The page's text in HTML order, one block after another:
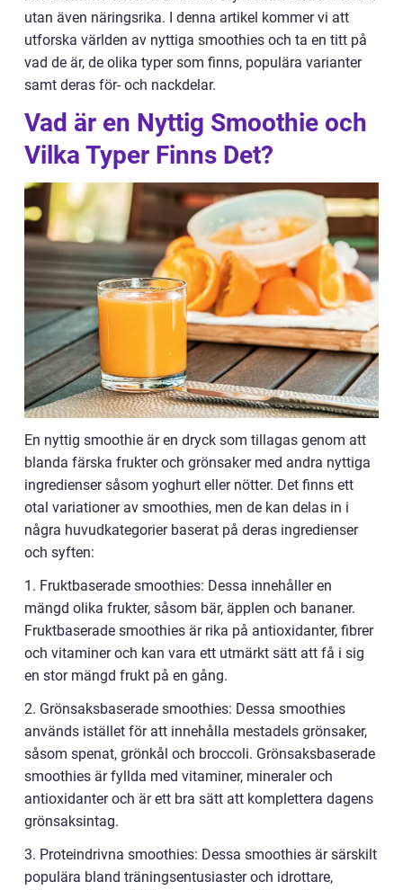
utan även näringsrika. I denna artikel kommer vi att
utforska världen av nyttiga smoothies och ta en titt på
vad de är, de olika typer som finns, populära varianter
samt deras för- och nackdelar.
Vad är en Nyttig Smoothie och
Vilka Typer Finns Det?
En nyttig smoothie är en dryck som tillagas genom att
blanda färska frukter och grönsaker med andra nyttiga
ingredienser såsom yoghurt eller nötter. Det finns ett
otal variationer av smoothies, men de kan delas in i
några huvudkategorier baserat på deras ingredienser
och syften:
1. Fruktbaserade smoothies: Dessa innehåller en
mängd olika frukter, såsom bär, äpplen och bananer.
Fruktbaserade smoothies är rika på antioxidanter, fibrer
och vitaminer och kan vara ett utmärkt sätt att få i sig
en stor mängd frukt på en gång.
2. Grönsaksbaserade smoothies: Dessa smoothies
används istället för att innehålla mestadels grönsaker,
såsom spenat, grönkål och broccoli. Grönsaksbaserade
smoothies är fyllda med vitaminer, mineraler och
antioxidanter och är ett bra sätt att komplettera dagens
grönsaksintag.
3. Proteindrivna smoothies: Dessa smoothies är särskilt
populära bland träningsentusiaster och idrottare,